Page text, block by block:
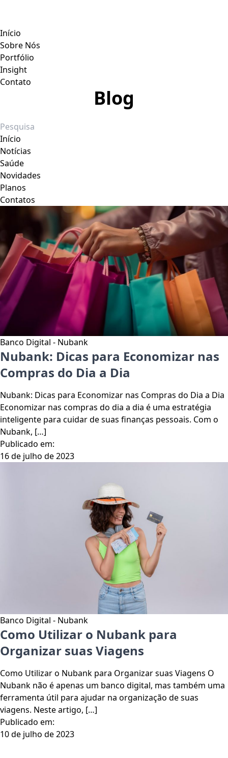
Início
Sobre Nós
Portfólio
Insight
Contato
Blog
Início
Notícias
Saúde
Novidades
Planos
Contatos
Banco Digital - Nubank
Nubank: Dicas para Economizar nas
Compras do Dia a Dia
Nubank: Dicas para Economizar nas Compras do Dia a Dia
Economizar nas compras do dia a dia é uma estratégia
inteligente para cuidar de suas finanças pessoais. Com o
Nubank, […]
Publicado em:
16 de julho de 2023
Banco Digital - Nubank
Como Utilizar o Nubank para
Organizar suas Viagens
Como Utilizar o Nubank para Organizar suas Viagens O
Nubank não é apenas um banco digital, mas também uma
ferramenta útil para ajudar na organização de suas
viagens. Neste artigo, […]
Publicado em:
10 de julho de 2023